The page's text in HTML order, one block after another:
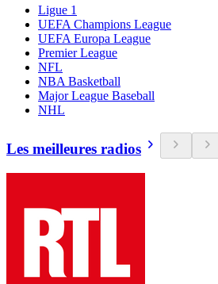
Ligue 1
UEFA Champions League
UEFA Europa League
Premier League
NFL
NBA Basketball
Major League Baseball
NHL
Les meilleures radios